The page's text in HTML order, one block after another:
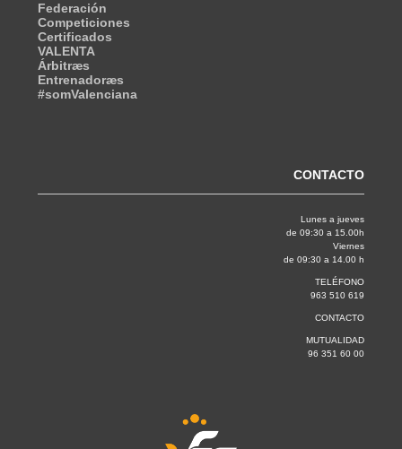
Federación
Competiciones
Certificados
VALENTA
Árbitræs
Entrenadoræs
#somValenciana
CONTACTO
Lunes a jueves
de 09:30 a 15.00h
Viernes
de 09:30 a 14.00 h
TELÉFONO
963 510 619
CONTACTO
MUTUALIDAD
96 351 60 00